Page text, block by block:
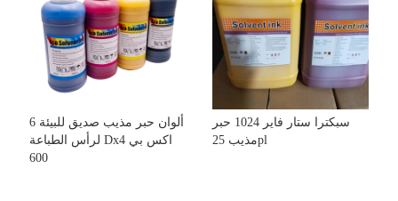
6 ألوان حبر مذيب صديق للبيئة
لرأس الطباعة Dx4 اكس بي
600
سبكترا ستار فاير 1024 حبر
مذيب 25pl